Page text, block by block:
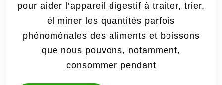
fêtes »
pour aider l’appareil digestif à traiter, trier,
éliminer les quantités parfois
phénoménales des aliments et boissons
que nous pouvons, notamment,
consommer pendant